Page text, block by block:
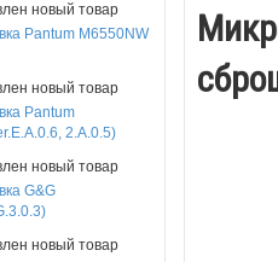
новый товар
Pantum M6550NW
новый товар
Pantum
2.A.0.5)
новый товар
G&G
новый товар